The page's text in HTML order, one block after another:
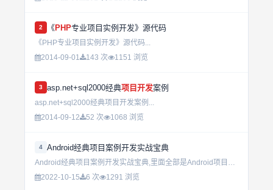
2 《PHP专业项目实例开发》源代码
《PHP专业项目实例开发》源代码...
2014-09-01
143 次 1151 浏览
3 asp.net+sql2000经典项目开发案例
asp.net+sql2000经典项目开发案例...
2014-09-12
52 次 1068 浏览
4 Android经典项目案例开发实战宝典
Android经典项目案例开发实战宝典,里面全部是Android项目案例分享！...
2022-10-15
6 次 1291 浏览